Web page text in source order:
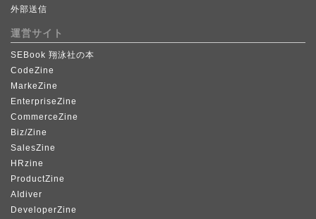
外部送信
運営サイト
SEBook 翔泳社の本
CodeZine
MarkeZine
EnterpriseZine
CommerceZine
Biz/Zine
SalesZine
HRzine
ProductZine
AIdiver
DeveloperZine